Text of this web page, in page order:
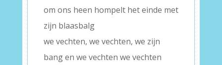
om ons heen hompelt het einde met
zijn blaasbalg
we vechten, we vechten, we zijn
bang en we vechten we vechten